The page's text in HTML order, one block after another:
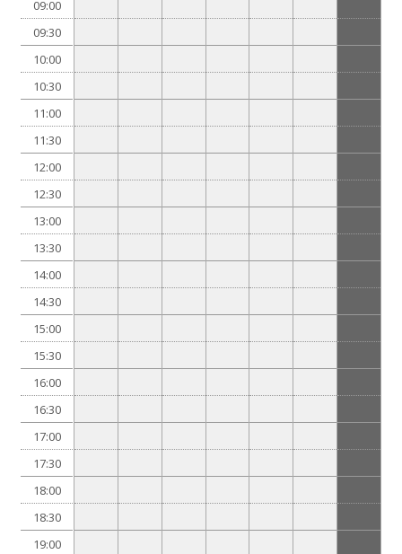
09:00
09:30
10:00
10:30
11:00
11:30
12:00
12:30
13:00
13:30
14:00
14:30
15:00
15:30
16:00
16:30
17:00
17:30
18:00
18:30
19:00